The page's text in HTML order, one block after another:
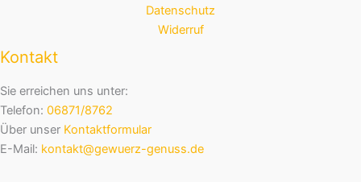
Datenschutz
Widerruf
Kontakt
Sie erreichen uns unter:
Telefon: 06871/8762
Über unser Kontaktformular
E-Mail: kontakt@gewuerz-genuss.de